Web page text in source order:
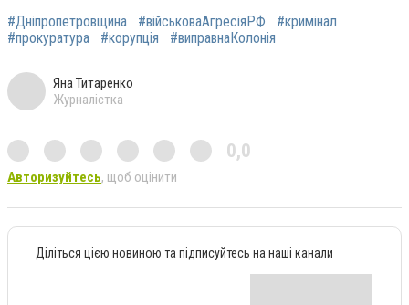
#Дніпропетровщина #військоваАгресіяРФ
#кримінал
#прокуратура
#корупція #виправнаКолонія
Яна Титаренко
Журналістка
0,0
Авторизуйтесь, щоб оцінити
Діліться цією новиною та підписуйтесь на наші канали